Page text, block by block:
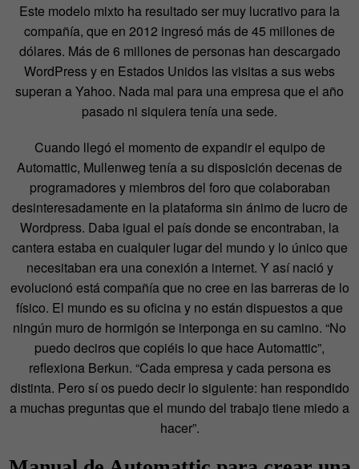
Este modelo mixto ha resultado ser muy lucrativo para la
compañía, que en 2012 ingresó más de 45 millones de
dólares. Más de 6 millones de personas han descargado
WordPress y en Estados Unidos las visitas a sus webs
superan a Yahoo. Nada mal para una empresa que el año
pasado ni siquiera tenía una sede.
Cuando llegó el momento de expandir el equipo de
Automattic, Mullenweg tenía a su disposición decenas de
programadores y miembros del foro que colaboraban
desinteresadamente en la plataforma sin ánimo de lucro de
Wordpress. Daba igual el país donde se encontraban, la
cantera estaba en cualquier lugar del mundo y lo único que
necesitaban era una conexión a internet. Y así nació y
evolucionó está compañía que no cree en las barreras de lo
físico. El mundo es su oficina y no están dispuestos a que
ningún muro de hormigón se interponga en su camino. “No
puedo deciros que copiéis lo que hace Automattic”,
reflexiona Berkun. “Cada empresa y cada persona es
distinta. Pero sí os puedo decir lo siguiente: han respondido
a muchas preguntas que el mundo del trabajo tiene miedo a
hacer”.